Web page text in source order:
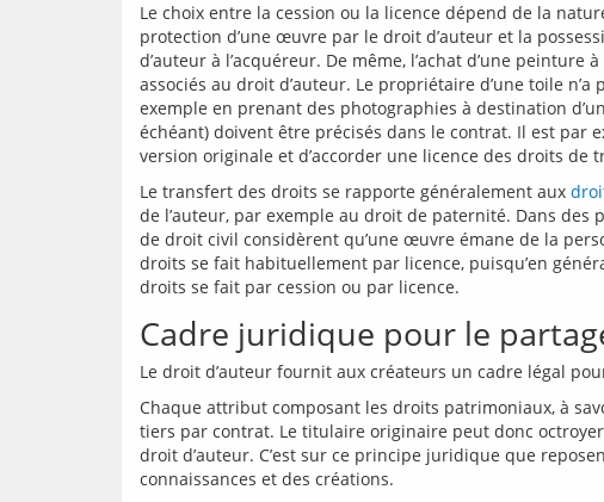
Le choix entre la cession ou la licence dépend de la
protection d’une œuvre par le droit d’auteur et la
d’auteur à l’acquéreur. De même, l’achat d’une
associés au droit d’auteur. Le propriétaire d’une toile
exemple en prenant des photographies à destination
échéant) doivent être précisés dans le contrat. Il est
Le transfert des droits se rapporte généralement aux
de l’auteur, par exemple au droit de paternité. Dans des
de droit civil considèrent qu’une œuvre émane de la
droits se fait habituellement par licence, puisqu’en
Cadre juridique pour le
Le droit d’auteur fournit aux créateurs un cadre légal
Chaque attribut composant les droits patrimoniaux, à
tiers par contrat. Le titulaire originaire peut donc
droit d’auteur. C’est sur ce principe juridique que